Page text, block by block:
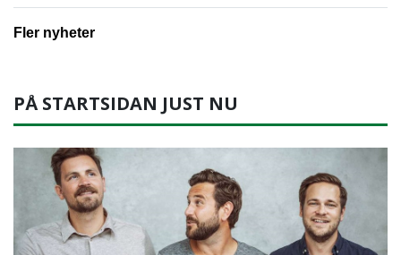
Fler nyheter
PÅ STARTSIDAN JUST NU